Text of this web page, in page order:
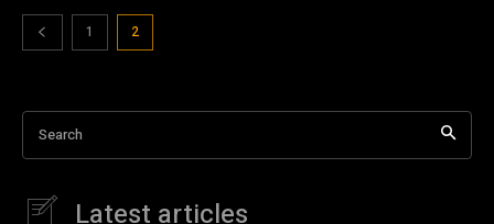
1 2
Search
Latest articles